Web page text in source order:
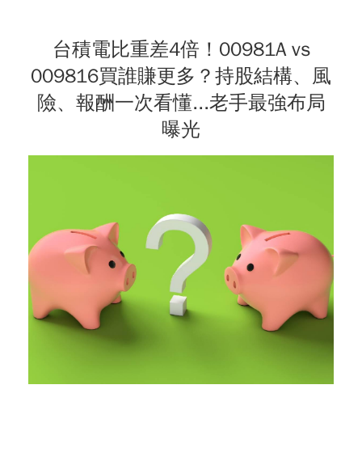
台積電比重差4倍！00981A vs
009816買誰賺更多？持股結構、風
險、報酬一次看懂...老手最強布局
曝光